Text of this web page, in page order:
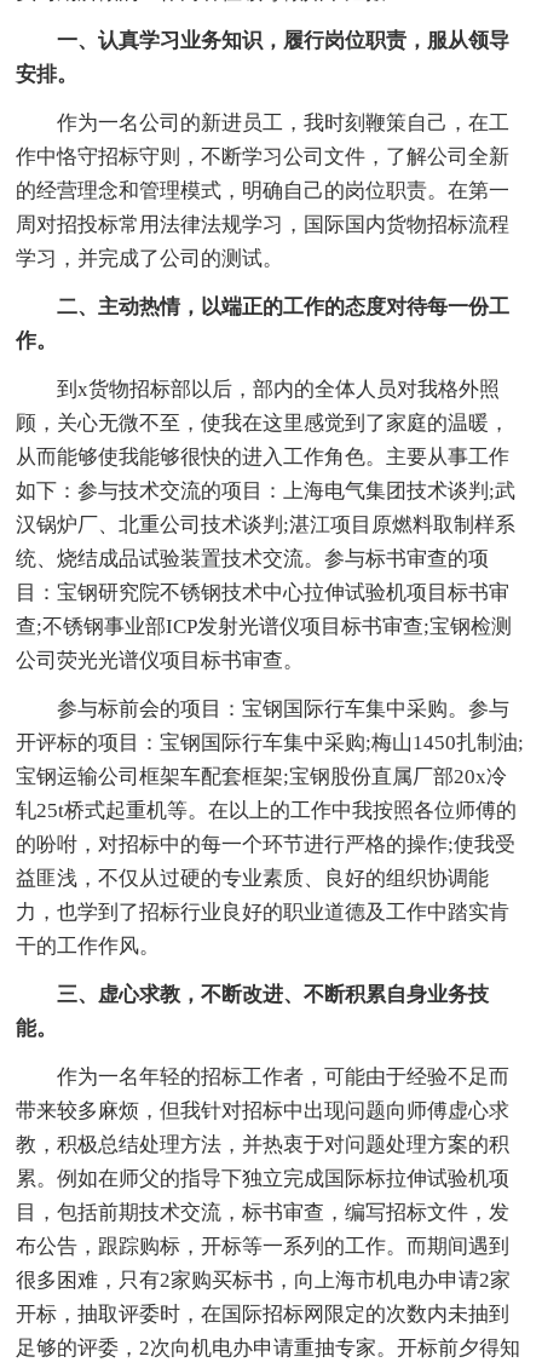
一、认真学习业务知识，履行岗位职责，服从领导
安排。
作为一名公司的新进员工，我时刻鞭策自己，在工
作中恪守招标守则，不断学习公司文件，了解公司全新
的经营理念和管理模式，明确自己的岗位职责。在第一
周对招投标常用法律法规学习，国际国内货物招标流程
学习，并完成了公司的测试。
二、主动热情，以端正的工作的态度对待每一份工
作。
到x货物招标部以后，部内的全体人员对我格外照
顾，关心无微不至，使我在这里感觉到了家庭的温暖，
从而能够使我能够很快的进入工作角色。主要从事工作
如下：参与技术交流的项目：上海电气集团技术谈判;武
汉锅炉厂、北重公司技术谈判;湛江项目原燃料取制样系
统、烧结成品试验装置技术交流。参与标书审查的项
目：宝钢研究院不锈钢技术中心拉伸试验机项目标书审
查;不锈钢事业部ICP发射光谱仪项目标书审查;宝钢检测
公司荧光光谱仪项目标书审查。
参与标前会的项目：宝钢国际行车集中采购。参与
开评标的项目：宝钢国际行车集中采购;梅山1450扎制油;
宝钢运输公司框架车配套框架;宝钢股份直属厂部20x冷
轧25t桥式起重机等。在以上的工作中我按照各位师傅的
的吩咐，对招标中的每一个环节进行严格的操作;使我受
益匪浅，不仅从过硬的专业素质、良好的组织协调能
力，也学到了招标行业良好的职业道德及工作中踏实肯
干的工作作风。
三、虚心求教，不断改进、不断积累自身业务技
能。
作为一名年轻的招标工作者，可能由于经验不足而
带来较多麻烦，但我针对招标中出现问题向师傅虚心求
教，积极总结处理方法，并热衷于对问题处理方案的积
累。例如在师父的指导下独立完成国际标拉伸试验机项
目，包括前期技术交流，标书审查，编写招标文件，发
布公告，跟踪购标，开标等一系列的工作。而期间遇到
很多困难，只有2家购买标书，向上海市机电办申请2家
开标，抽取评委时，在国际招标网限定的次数内未抽到
足够的评委，2次向机电办申请重抽专家。开标前夕得知